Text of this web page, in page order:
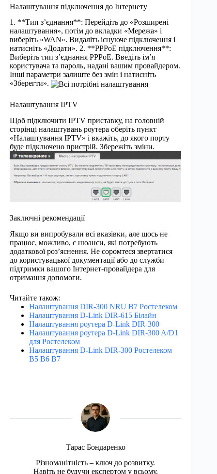
Налаштування підключення до Інтернету
1. **Тип з’єднання**: Перейдіть до «Розширені
налаштування», потім до вкладки «Мережа» і
виберіть «WAN». Видаліть існуюче підключення і
натисніть «Додати». 2. **PPPoE підключення**:
Виберіть тип з’єднання PPPoE. Введіть ім’я
користувача та пароль, надані вашим провайдером.
Інші параметри залиште без змін і натисніть
«Зберегти».
Налаштування IPTV
Щоб підключити IPTV приставку, на головній
сторінці налаштувань роутера оберіть пункт
«Налаштування IPTV» і вкажіть, до якого порту
буде підключено пристрій. Збережіть зміни.
Заключні рекомендації
Якщо ви випробували всі вказівки, але щось не
працює, можливо, є нюанси, які потребують
додаткової роз’яснення. Не соромтеся звертатися
до користувацької документації або до служби
підтримки вашого Інтернет-провайдера для
отримання допомоги.
Читайте також:
Налаштування DIR-300 NRU B7 Ростелеком
Налаштування D-Link DIR-615 Білайн
Налаштування роутера D-Link DIR-300
Налаштування роутера D-Link DIR-300 A/D1
для Ростелеком
Налаштування D-Link DIR-300 Ростелеком
B5 B6 B7
Тарас Бондаренко
Різноманітність – ключ до розвитку.
Навіть не будучи експертом у всьому,